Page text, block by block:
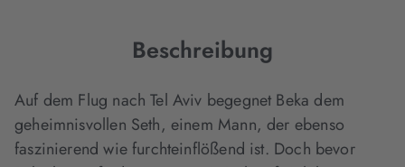
Beschreibung
Auf dem Flug nach Tel Aviv begegnet Beka dem
geheimnisvollen Seth, einem Mann, der ebenso
faszinierend wie furchteinflößend ist. Doch bevor